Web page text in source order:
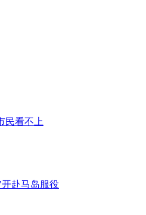
民看不上
赴马岛服役